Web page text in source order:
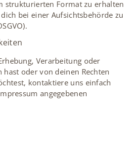
strukturierten Format zu erhalten
bei einer Aufsichtsbehörde zu
Verarbeitung oder
hast oder von deinen Rechten
kontaktiere uns einfach
angegebenen